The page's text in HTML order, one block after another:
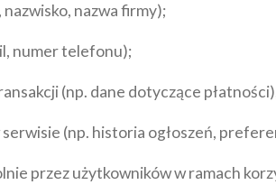
nazwa firmy);
numer telefonu);
(np. dane dotyczące
(np. historia ogłoszeń,
przez użytkowników w ramach